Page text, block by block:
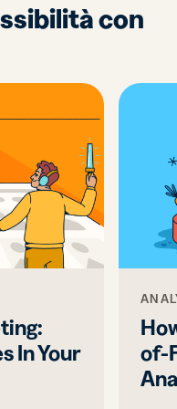
con
In Your
of-